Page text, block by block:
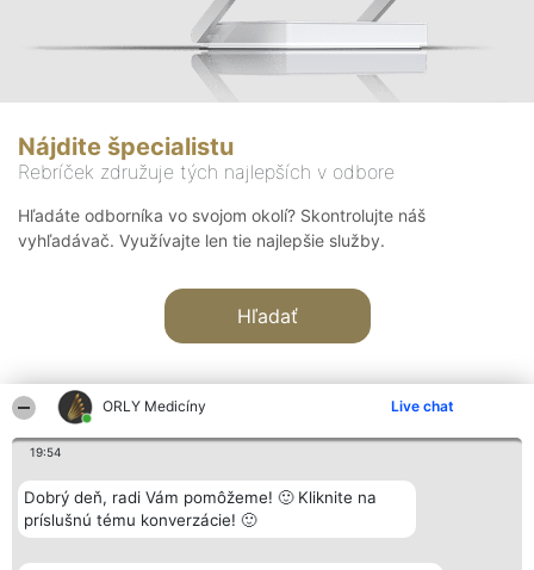
ORLY Medicíny Live chat
19:54
Dobrý deň, radi Vám pomôžeme! 🙂 Kliknite na
príslušnú tému konverzácie! 🙂
Nájdite špecialistu
Rebríček združuje tých najlepších v odbore
Hľadáte odborníka vo svojom okolí? Skontrolujte náš
vyhľadávač. Využívajte len tie najlepšie služby.
Hľadať
Organizátor hodnotenia
Bright Side Solutions sp. z o.
o. sp. k.
Wrocław 50-079
Hodnotenie
Laureáti
Lista
Laureatów
Kontakt
Kontakt